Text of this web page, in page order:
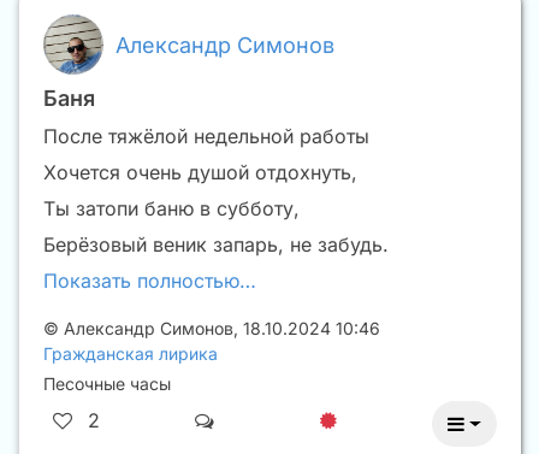
Александр Симонов
Баня
После тяжёлой недельной работы
Хочется очень душой отдохнуть,
Ты затопи баню в субботу,
Берёзовый веник запарь, не забудь.
Показать полностью…
© Александр Симонов, 18.10.2024 10:46
Гражданская лирика
Песочные часы
2